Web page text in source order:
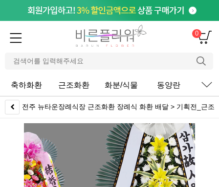
0
축하화환 근조화환 화분/식물 동양란 서
전주 뉴타운장례식장 근조화환 장례식 화환 배달 > 기획전_근조